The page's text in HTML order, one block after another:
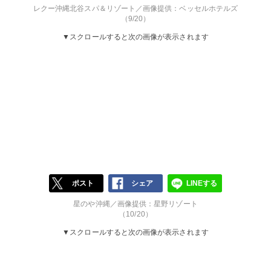
レクー沖縄北谷スパ＆リゾート／画像提供：ベッセルホテルズ
（9/20）
▼スクロールすると次の画像が表示されます
ポスト シェア LINEする
星のや沖縄／画像提供：星野リゾート
（10/20）
▼スクロールすると次の画像が表示されます